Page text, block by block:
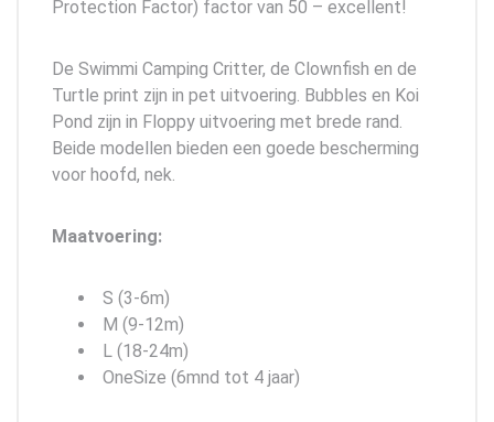
Protection Factor) factor van 50 – excellent!
De Swimmi Camping Critter, de Clownfish en de
Turtle print zijn in pet uitvoering. Bubbles en Koi
Pond zijn in Floppy uitvoering met brede rand.
Beide modellen bieden een goede bescherming
voor hoofd, nek.
Maatvoering:
S (3-6m)
M (9-12m)
L (18-24m)
OneSize (6mnd tot 4 jaar)